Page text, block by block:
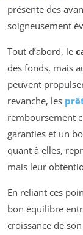
présente des
soigneusement
Tout d’abord, le
des fonds, mais
peuvent
revanche, les
remboursement
garanties et un
quant à elles,
mais leur
En reliant ces
bon équilibre
croissance de